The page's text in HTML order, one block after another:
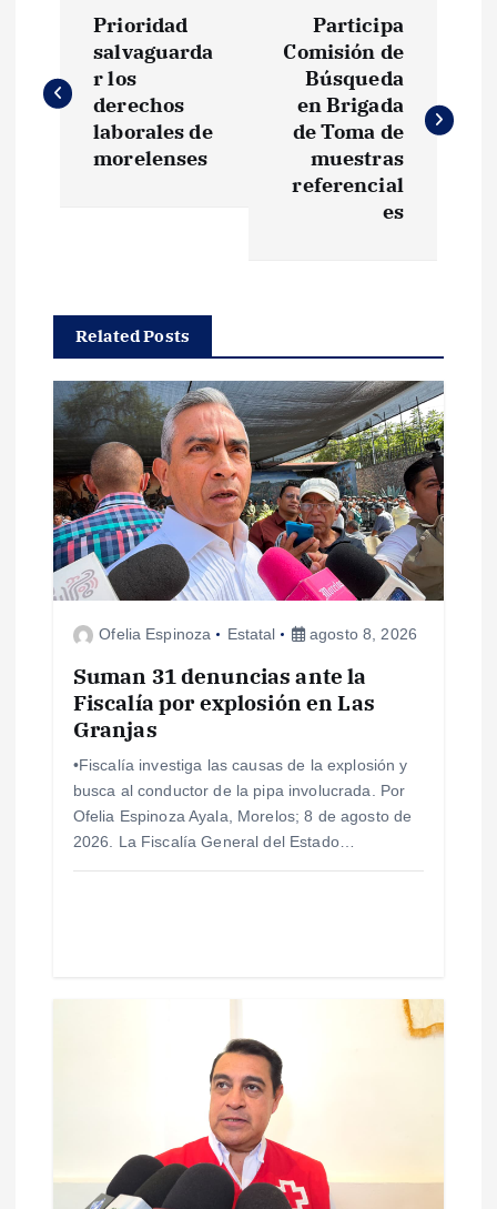
v
c
ó
n
d
e
Prioridad
salvaguarda
r los
derechos
laborales de
morelenses
Participa
Comisión de
Búsqueda
en Brigada
de Toma de
muestras
referencial
es
Related Posts
Ofelia Espinoza Estatal agosto 8, 2026
Suman 31 denuncias ante la
Fiscalía por explosión en Las
Granjas
•Fiscalía investiga las causas de la explosión y
busca al conductor de la pipa involucrada. Por
Ofelia Espinoza Ayala, Morelos; 8 de agosto de
2026. La Fiscalía General del Estado…